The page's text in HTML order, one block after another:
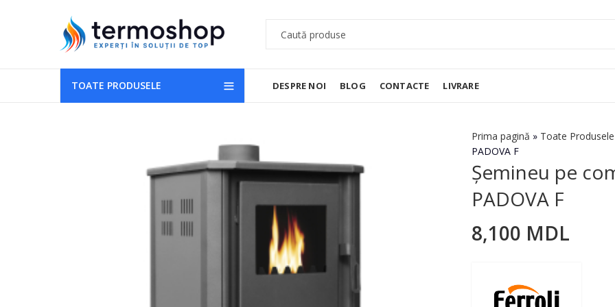
TOATE PRODUSELE DESPRE NOI BLOG CONTACTE LIVRARE
Prima pagină » Toate Produsele
PADOVA F
Șemineu pe
PADOVA F
8,100 MDL